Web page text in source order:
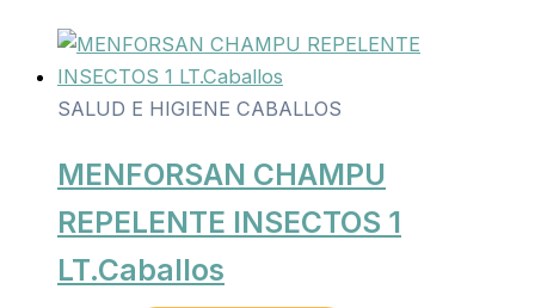
SALUD E HIGIENE CABALLOS
MENFORSAN CHAMPU
REPELENTE INSECTOS 1
LT.Caballos